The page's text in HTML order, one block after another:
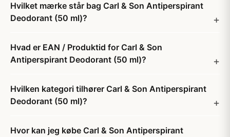
Hvilket mærke står bag Carl & Son Antiperspirant
Deodorant (50 ml)?
Hvad er EAN / Produktid for Carl & Son
Antiperspirant Deodorant (50 ml)?
Hvilken kategori tilhører Carl & Son Antiperspirant
Deodorant (50 ml)?
Hvor kan jeg købe Carl & Son Antiperspirant